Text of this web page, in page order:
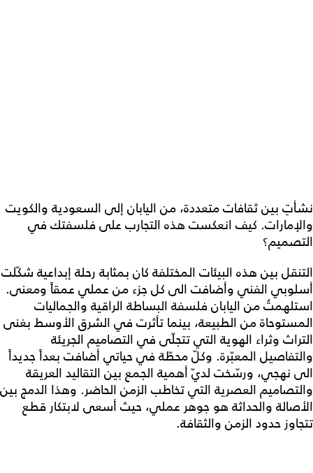
نشأتِ بين ثقافات متعددة، من اليابان إلى السعودية والكويت
والإمارات. كيف انعكست هذه التجارب على فلسفتك في
التصميم؟
التنقل بين هذه البيئات المختلفة كان بمثابة رحلة إبداعية شكّلت
أسلوبي الفني وأضافت الى كل جزء من عملي عمقاً ومعنى.
استلهمتُ من اليابان فلسفة البساطة الراقية والجماليات
المستوحاة من الطبيعة، بينما تأثرت في الشرق الأوسط بغنى
التراث وثراء الهوية التي تتجلّى في التصاميم الجريئة
والتفاصيل المعبّرة. وكلّ محطّة في حياتي أضافت بعداً جديداً
الى نهجي، ورسّخت لديّ أهمية الجمع بين التقاليد العريقة
والتصاميم العصرية التي تخاطب الزمن الحاضر. وهذا الدمج بين
الأصالة والحداثة هو جوهر عملي، حيث أسعى لابتكار قطع
تتجاوز حدود الزمن والثقافة.